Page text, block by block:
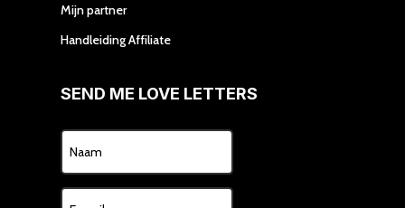
Mijn partner
Handleiding Affiliate
SEND ME LOVE LETTERS